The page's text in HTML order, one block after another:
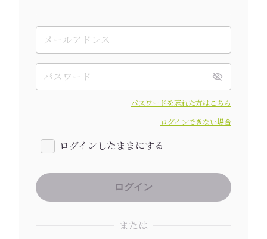
パスワードを忘れた方はこちら
ログインできない場合
ログインしたままにする
または